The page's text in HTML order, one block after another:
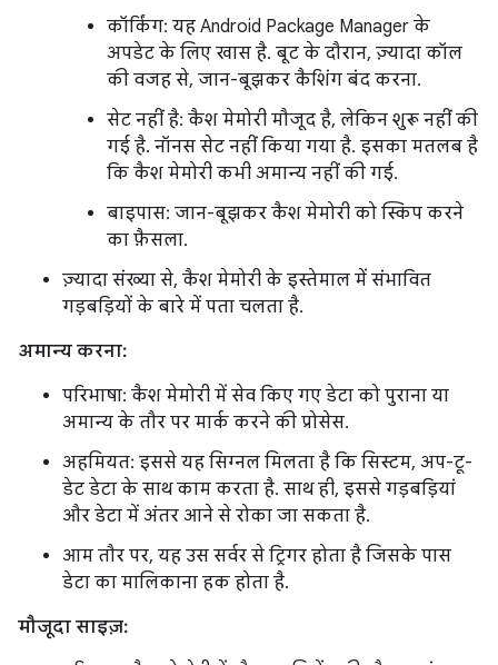
कॉर्किंग: यह Android Package Manager के
अपडेट के लिए खास है. बूट के दौरान, ज़्यादा कॉल
की वजह से, जान-बूझकर कैशिंग बंद करना.
सेट नहीं है: कैश मेमोरी मौजूद है, लेकिन शुरू नहीं की
गई है. नॉनस सेट नहीं किया गया है. इसका मतलब है
कि कैश मेमोरी कभी अमान्य नहीं की गई.
बाइपास: जान-बूझकर कैश मेमोरी को स्किप करने
का फ़ैसला.
ज़्यादा संख्या से, कैश मेमोरी के इस्तेमाल में संभावित
गड़बड़ियों के बारे में पता चलता है.
अमान्य करना:
परिभाषा: कैश मेमोरी में सेव किए गए डेटा को पुराना या
अमान्य के तौर पर मार्क करने की प्रोसेस.
अहमियत: इससे यह सिग्नल मिलता है कि सिस्टम, अप-टू-
डेट डेटा के साथ काम करता है. साथ ही, इससे गड़बड़ियां
और डेटा में अंतर आने से रोका जा सकता है.
आम तौर पर, यह उस सर्वर से ट्रिगर होता है जिसके पास
डेटा का मालिकाना हक होता है.
मौजूदा साइज़: